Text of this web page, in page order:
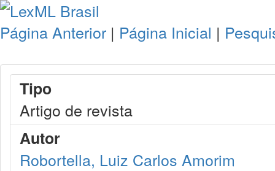
Página Anterior | Página Inicial |
Tipo
Artigo de revista
Autor
Robortella, Luiz Carlos Amorim